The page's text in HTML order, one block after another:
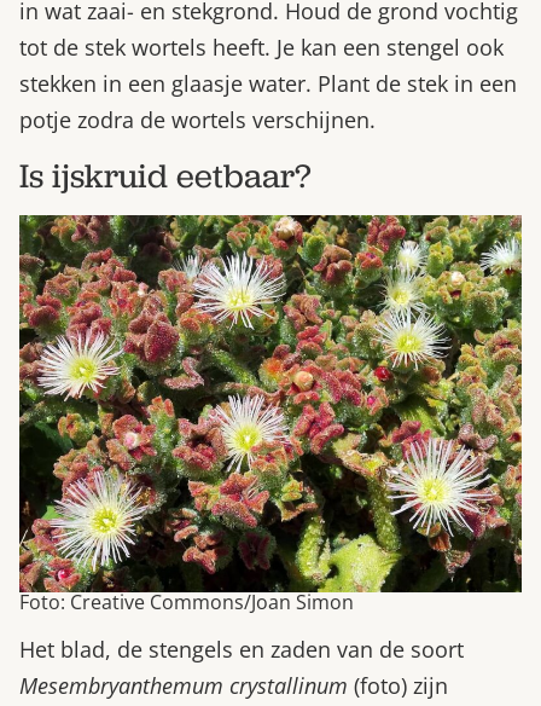
in wat zaai- en stekgrond. Houd de grond vochtig
tot de stek wortels heeft. Je kan een stengel ook
stekken in een glaasje water. Plant de stek in een
potje zodra de wortels verschijnen.
Is ijskruid eetbaar?
Foto: Creative Commons/Joan Simon
Het blad, de stengels en zaden van de soort
Mesembryanthemum crystallinum (foto) zijn